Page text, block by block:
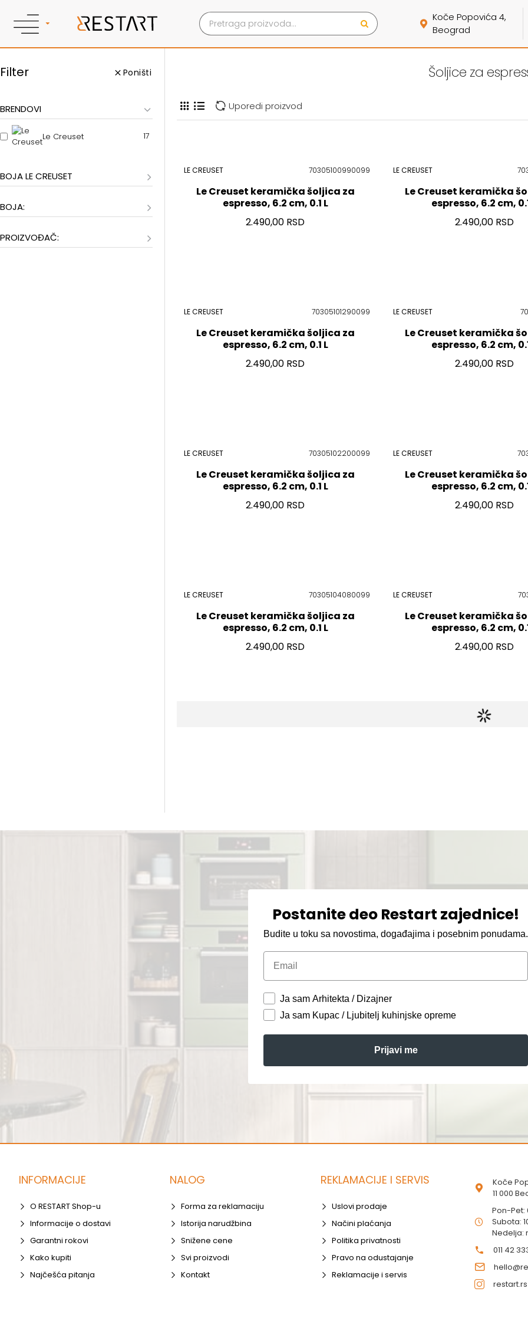
Koče Popovića 4,
Beograd
Filter Poništi
BRENDOVI
Le Creuset 17
BOJA LE CREUSET
BOJA:
PROIZVOĐAČ:
Šoljice za
Uporedi proizvod
LE CREUSET 70305100990099
Le Creuset keramička šoljica za
espresso, 6.2 cm, 0.1 L
2.490,00 RSD
LE CREUSET
Le Creuset keramička
espresso, 6.2 cm,
2.490,00 RSD
LE CREUSET 70305101290099
Le Creuset keramička šoljica za
espresso, 6.2 cm, 0.1 L
2.490,00 RSD
LE CREUSET
Le Creuset keramička
espresso, 6.2 cm,
2.490,00 RSD
LE CREUSET 70305102200099
Le Creuset keramička šoljica za
espresso, 6.2 cm, 0.1 L
2.490,00 RSD
LE CREUSET
Le Creuset keramička
espresso, 6.2 cm,
2.490,00 RSD
LE CREUSET 70305104080099
Le Creuset keramička šoljica za
espresso, 6.2 cm, 0.1 L
2.490,00 RSD
LE CREUSET
Le Creuset keramička
espresso, 6.2 cm,
2.490,00 RSD
Postanite deo Restart zajednice!
Budite u toku sa novostima, događajima i posebnim ponudama.
Email
Ja sam Arhitekta / Dizajner
Ja sam Kupac / Ljubitelj kuhinjske opreme
Prijavi me
INFORMACIJE
O RESTART Shop-u
Informacije o dostavi
Garantni rokovi
Kako kupiti
Najčešća pitanja
NALOG
Forma za reklamaciju
Istorija narudžbina
Snižene cene
Svi proizvodi
Kontakt
REKLAMACIJE I SERVIS
Uslovi prodaje
Načini plaćanja
Politika privatnosti
Pravo na odustajanje
Reklamacije i servis
Koče
11 000
Pon-Pet:
Subota:
Nedelja:
011 42
restart.rs